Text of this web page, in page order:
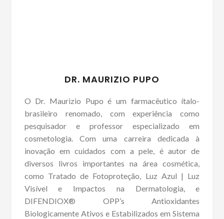
DR. MAURIZIO PUPO
O Dr. Maurizio Pupo é um farmacêutico ítalo-
brasileiro renomado, com experiência como
pesquisador e professor especializado em
cosmetologia. Com uma carreira dedicada à
inovação em cuidados com a pele, é autor de
diversos livros importantes na área cosmética,
como Tratado de Fotoproteção, Luz Azul | Luz
Visível e Impactos na Dermatologia, e
DIFENDIOX® OPP’s Antioxidantes
Biologicamente Ativos e Estabilizados em Sistema